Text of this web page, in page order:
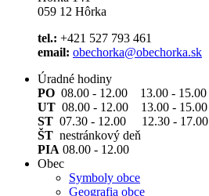
059 12 Hôrka
tel.: +421 527 793 461
email: obechorka@obechorka.sk
Úradné hodiny
PO 08.00 - 12.00 13.00 - 15.00
UT 08.00 - 12.00 13.00 - 15.00
ST 07.30 - 12.00 12.30 - 17.00
ŠT nestránkový deň
PIA 08.00 - 12.00
Obec
Symboly obce
Geografia obce